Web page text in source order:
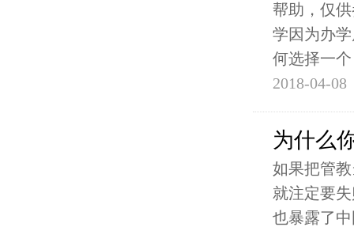
帮助，仅
学因为办
何选择一个
2018-04-08
为什么
如果把管
就注定要
也暴露了